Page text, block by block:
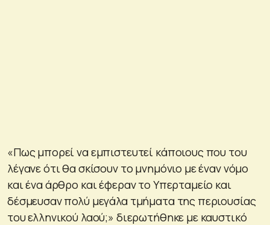
«Πως μπορεί να εμπιστευτεί κάποιους που του
λέγανε ότι θα σκίσουν το μνημόνιο με έναν νόμο
και ένα άρθρο και έφεραν το Υπερταμείο και
δέσμευσαν πολύ μεγάλα τμήματα της περιουσίας
του ελληνικού λαού;» διερωτήθηκε με καυστικό